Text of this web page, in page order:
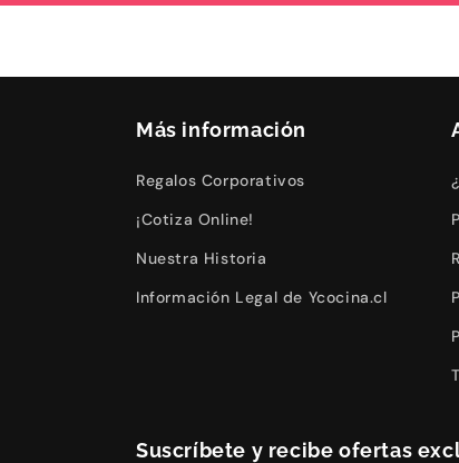
Más información
Regalos Corporativos
¡Cotiza Online!
Nuestra Historia
Información Legal de Ycocina.cl
Suscríbete y recibe ofertas